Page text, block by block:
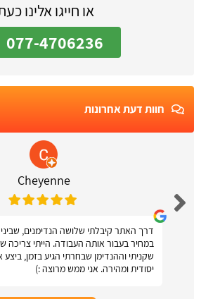
או חייגו אלינו
077-4706236
חוות דעת אחרונות
Cheyenne
דרך האתר קיבלתי שלושה הנדימנים,
במחיר בעבור אותה העבודה. הייתי צריכה
שקניתי וההנדימן שבחרתי הגיע בזמן,
יסודית ומהירה. אני ממש מרוצה :)